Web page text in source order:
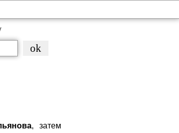
, затем